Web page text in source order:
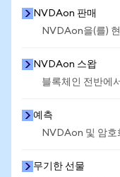
NVDAon 판매
NVDAon을(를)
NVDAon 스왑
블록체인 전반에
예측
NVDAon 및 암호
무기한 선물